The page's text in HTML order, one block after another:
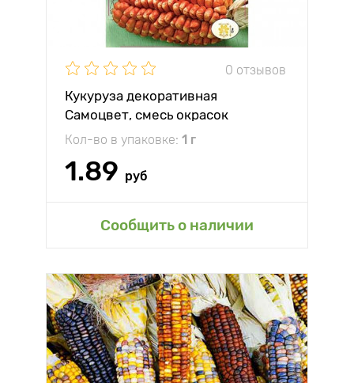
0 отзывов
Кукуруза декоративная
Самоцвет, смесь окрасок
Кол-во в упаковке: 1 г
1.89 руб
Сообщить о наличии